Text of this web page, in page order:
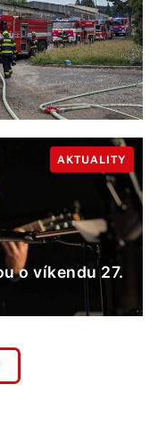
o víkendu 27.
AKTUALITY